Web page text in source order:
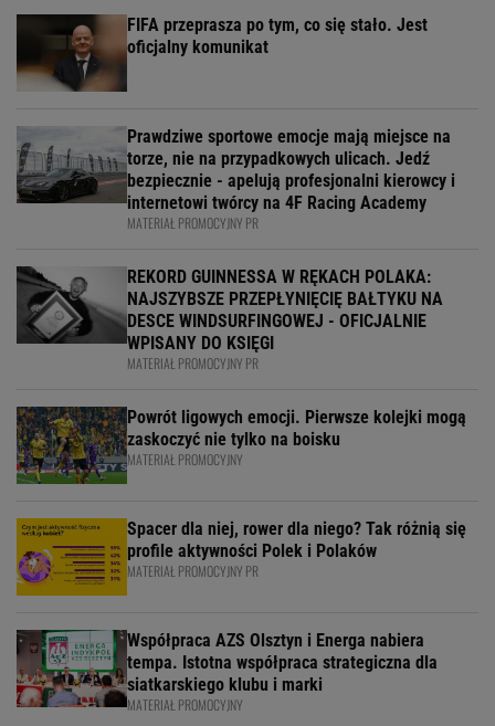
FIFA przeprasza po tym, co się stało. Jest
oficjalny komunikat
Prawdziwe sportowe emocje mają miejsce na
torze, nie na przypadkowych ulicach. Jedź
bezpiecznie - apelują profesjonalni kierowcy i
internetowi twórcy na 4F Racing Academy
MATERIAŁ PROMOCYJNY PR
REKORD GUINNESSA W RĘKACH POLAKA:
NAJSZYBSZE PRZEPŁYNIĘCIĘ BAŁTYKU NA
DESCE WINDSURFINGOWEJ - OFICJALNIE
WPISANY DO KSIĘGI
MATERIAŁ PROMOCYJNY PR
Powrót ligowych emocji. Pierwsze kolejki mogą
zaskoczyć nie tylko na boisku
MATERIAŁ PROMOCYJNY
Spacer dla niej, rower dla niego? Tak różnią się
profile aktywności Polek i Polaków
MATERIAŁ PROMOCYJNY PR
Współpraca AZS Olsztyn i Energa nabiera
tempa. Istotna współpraca strategiczna dla
siatkarskiego klubu i marki
MATERIAŁ PROMOCYJNY